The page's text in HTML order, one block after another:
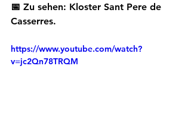
📅 Zu sehen: Kloster Sant Pere de
Casserres.
https://www.youtube.com/watch?
v=jc2Qn78TRQM